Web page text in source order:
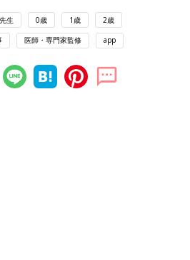
生 0歳 1歳 2歳
医師・専門家監修 app